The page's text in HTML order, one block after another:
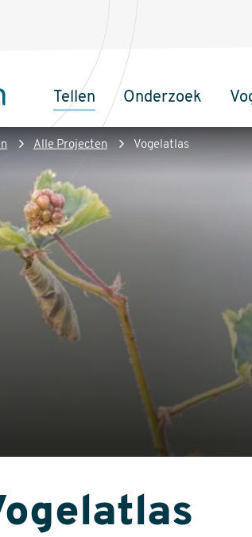
Hoofdnavigatie
Tellen Onderzoek
Alle Projecten Vogelatlas